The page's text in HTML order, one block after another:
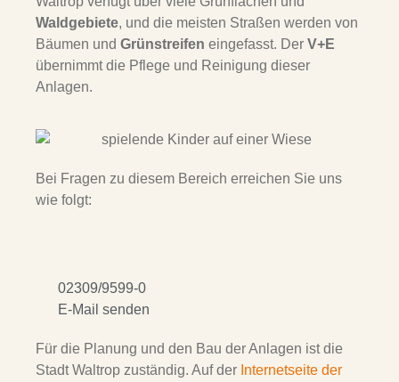
Waldgebiete, und die meisten Straßen werden von
Bäumen und Grünstreifen eingefasst. Der V+E
übernimmt die Pflege und Reinigung dieser
Anlagen.
Bei Fragen zu diesem Bereich erreichen Sie uns
wie folgt:
02309/9599-0
E-Mail senden
Für die Planung und den Bau der Anlagen ist die
Stadt Waltrop zuständig. Auf der Internetseite der